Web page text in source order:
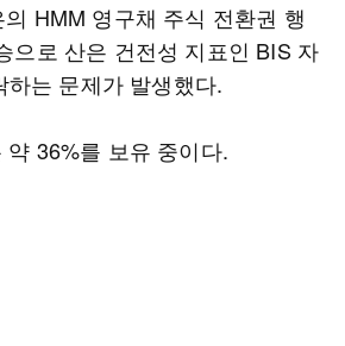
HMM 영구채 주식 전환권 행
으로 산은 건전성 지표인 BIS 자
는 문제가 발생했다.
36%를 보유 중이다.